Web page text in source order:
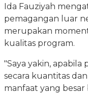
Ida Fauziyah
pemagangan luar
merupakan
kualitas program.
"Saya yakin,
secara kuantitas
manfaat yang besar